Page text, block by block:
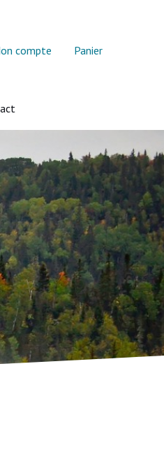
compte Panier